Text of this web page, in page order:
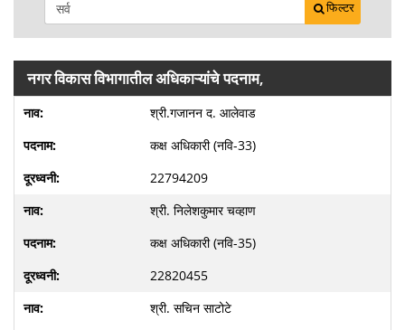
फिल्टर
नगर विकास विभागातील अधिकाऱ्यांचे पदनाम,
श्री.गजानन द. आलेवाड
कक्ष अधिकारी (नवि-33)
22794209
श्री. निलेशकुमार चव्हाण
कक्ष अधिकारी (नवि-35)
22820455
श्री. सचिन साटोटे